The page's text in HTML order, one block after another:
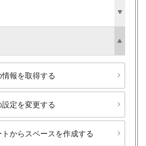
情報を​取得する
設定を​変更する
トから​スペースを​作成する